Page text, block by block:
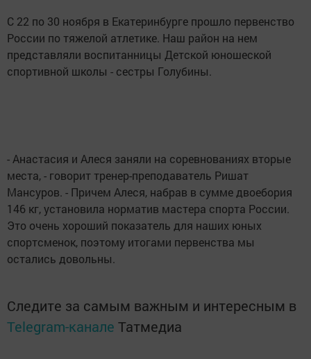
С 22 по 30 ноября в Екатеринбурге прошло первенство
России по тяжелой атлетике. Наш район на нем
представляли воспитанницы Детской юношеской
спортивной школы - сестры Голубины.
- Анастасия и Алеся заняли на соревнованиях вторые
места, - говорит тренер-преподаватель Ришат
Мансуров. - Причем Алеся, набрав в сумме двоебория
146 кг, установила норматив мастера спорта России.
Это очень хороший показатель для наших юных
спортсменок, поэтому итогами первенства мы
остались довольны.
Следите за самым важным и интересным в
Telegram-канале Татмедиа